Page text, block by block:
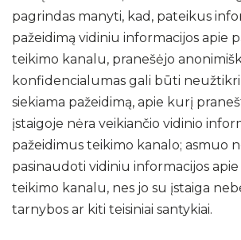
pagrindas manyti, kad, pateikus
pažeidimą vidiniu informacijos apie
teikimo kanalu, pranešėjo
konfidencialumas gali būti
siekiama pažeidimą, apie kurį
įstaigoje nėra veikiančio vidinio
pažeidimus teikimo kanalo; asmuo
pasinaudoti vidiniu informacijos
teikimo kanalu, nes jo su įstaiga
tarnybos ar kiti teisiniai santykiai.